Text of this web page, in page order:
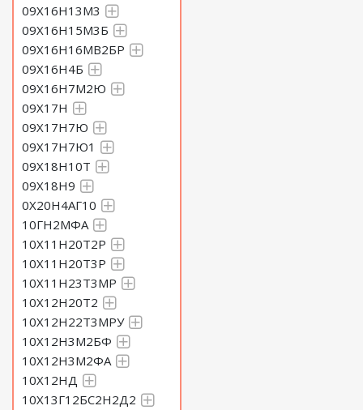
09Х16Н13М3
09Х16Н15М3Б
09Х16Н16МВ2БР
09Х16Н4Б
09Х16Н7М2Ю
09Х17Н
09Х17Н7Ю
09Х17Н7Ю1
09Х18Н10Т
09Х18Н9
0Х20Н4АГ10
10ГН2МФА
10Х11Н20Т2Р
10Х11Н20Т3Р
10Х11Н23Т3МР
10Х12Н20Т2
10Х12Н22Т3МРУ
10Х12Н3М2БФ
10Х12Н3М2ФА
10Х12НД
10Х13Г12БС2Н2Д2